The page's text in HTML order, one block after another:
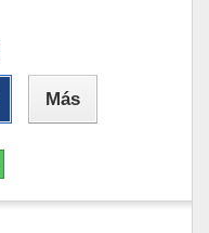
Más